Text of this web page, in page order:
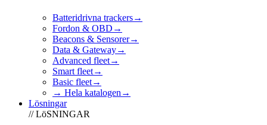
Batteridrivna trackers→
Fordon & OBD →
Beacons & Sensorer→
Data & Gateway→
Advanced fleet→
Smart fleet→
Basic fleet→
→ Hela katalogen →
Lösningar
// LöSNINGAR